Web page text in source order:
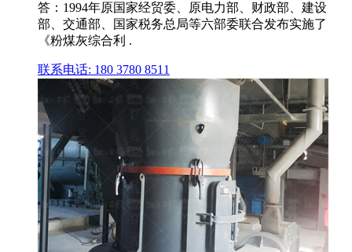
答：1994年原国家经贸委、原电力部、财政部、建设
部、交通部、国家税务总局等六部委联合发布实施了
《粉煤灰综合利 .
联系电话: 180 3780 8511